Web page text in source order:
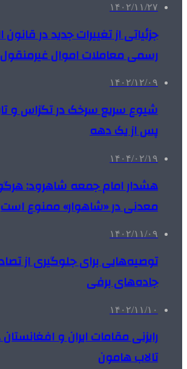
۱۴۰۲/۱۱/۲۷
جزئیاتی از تغییرات جدید در قانون
رسمی معاملات اموال غیرمنقول
۱۴۰۲/۱۲/۰۹
شیوع سریع سرخک در تگزاس و
پس از یک دهه
۱۴۰۴/۰۲/۱۹
هشدار امام جمعه شاهرود:
معدنی در «شاهوار» ممنوع است
۱۴۰۲/۱۱/۰۹
توصیه‌هایی برای جلوگیری از
جاده‌های برفی
۱۴۰۲/۱۱/۱۰
رایزنی مقامات ایران و افغانستان
تالاب هامون